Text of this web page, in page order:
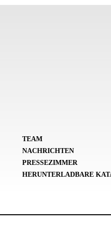
TEAM
NACHRICHTEN
PRESSEZIMMER
HERUNTERLADBARE